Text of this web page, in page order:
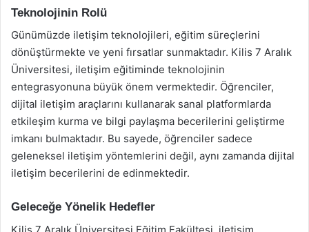
Teknolojinin Rolü
Günümüzde iletişim teknolojileri, eğitim süreçlerini
dönüştürmekte ve yeni fırsatlar sunmaktadır. Kilis 7 Aralık
Üniversitesi, iletişim eğitiminde teknolojinin
entegrasyonuna büyük önem vermektedir. Öğrenciler,
dijital iletişim araçlarını kullanarak sanal platformlarda
etkileşim kurma ve bilgi paylaşma becerilerini geliştirme
imkanı bulmaktadır. Bu sayede, öğrenciler sadece
geleneksel iletişim yöntemlerini değil, aynı zamanda dijital
iletişim becerilerini de edinmektedir.
Geleceğe Yönelik Hedefler
Kilis 7 Aralık Üniversitesi Eğitim Fakültesi, iletişim